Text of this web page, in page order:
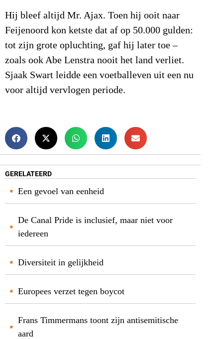
Hij bleef altijd Mr. Ajax. Toen hij ooit naar
Feijenoord kon ketste dat af op 50.000 gulden:
tot zijn grote opluchting, gaf hij later toe –
zoals ook Abe Lenstra nooit het land verliet.
Sjaak Swart leidde een voetballeven uit een nu
voor altijd vervlogen periode.
GERELATEERD
Een gevoel van eenheid
De Canal Pride is inclusief, maar niet voor
iedereen
Diversiteit in gelijkheid
Europees verzet tegen boycot
Frans Timmermans toont zijn antisemitische
aard